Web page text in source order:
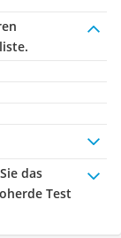
das
Test